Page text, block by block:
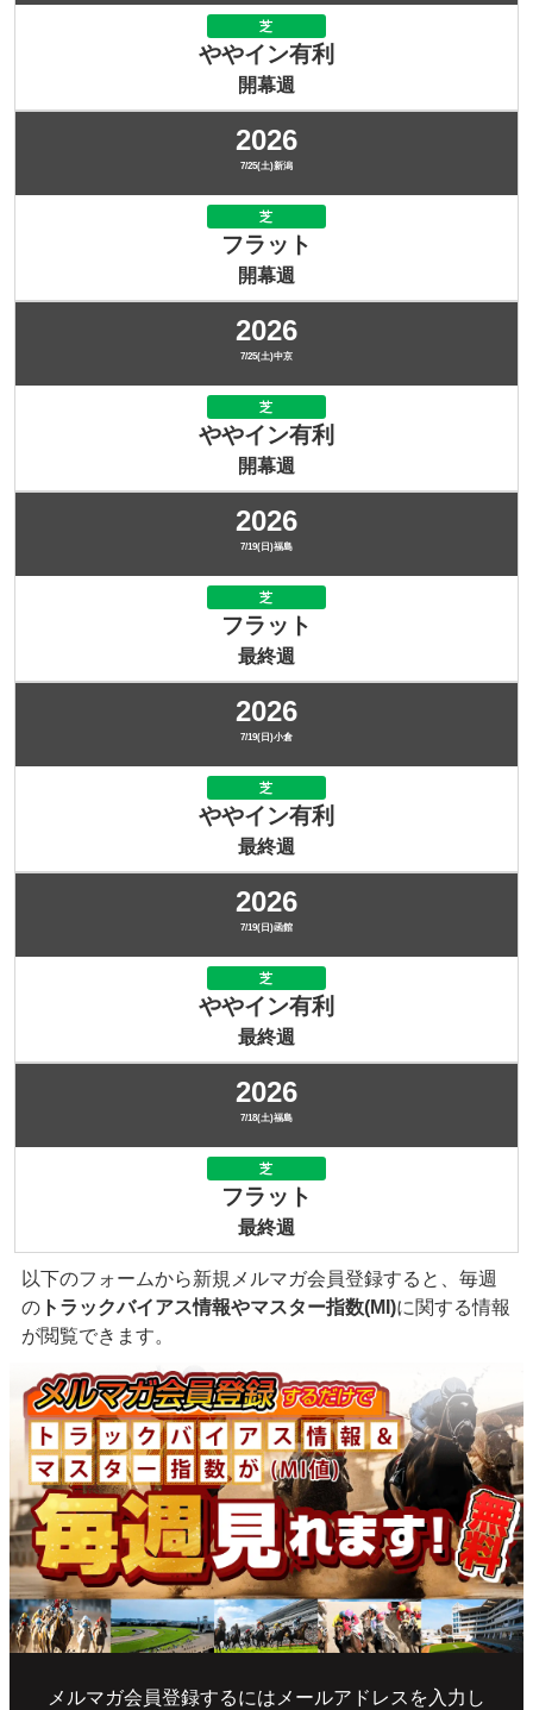
芝
ややイン有利
開幕週
2026
7/25(土)新潟
芝
フラット
開幕週
2026
7/25(土)中京
芝
ややイン有利
開幕週
2026
7/19(日)福島
芝
フラット
最終週
2026
7/19(日)小倉
芝
ややイン有利
最終週
2026
7/19(日)函館
芝
ややイン有利
最終週
2026
7/18(土)福島
芝
フラット
最終週
以下のフォームから新規メルマガ会員登録すると、毎週
の トラックバイアス情報やマスター指数(MI)に関する情報
が閲覧できます。
メルマガ会員登録するにはメールアドレスを入力し